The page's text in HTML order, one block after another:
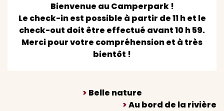
Bienvenue au Camperpark !
Le check-in est possible à partir de 11 h et le
check-out doit être effectué avant 10 h 59.
Merci pour votre compréhension et à très
bientôt !
> Belle nature
>Au bord de la rivière